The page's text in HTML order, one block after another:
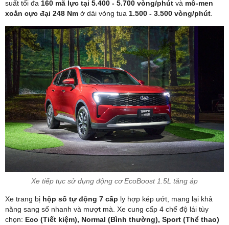
suất tối đa 160 mã lực tại 5.400 - 5.700 vòng/phút và mô-men
xoắn cực đại 248 Nm ở dải vòng tua 1.500 - 3.500 vòng/phút
Xe tiếp tục sử dụng động cơ EcoBoost 1.5L tăng áp
Xe trang bị hộp số tự động 7 cấp ly hợp kép ướt, mang lại khả
năng sang số nhanh và mượt mà. Xe cung cấp 4 chế độ lái tùy
chọn: Eco (Tiết kiệm), Normal (Bình thường), Sport (Thể thao)